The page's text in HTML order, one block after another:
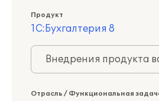
Продукт
1С:Бухгалтерия 8
Внедрения продукта
Отрасль / Функциональная